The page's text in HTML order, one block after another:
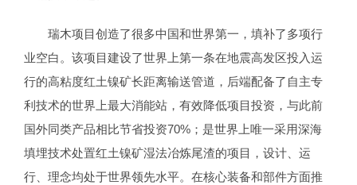
瑞木项目创造了很多中国和世界第一，填补了多项行
业空白。该项目建设了世界上第一条在地震高发区投入运
行的高粘度红土镍矿长距离输送管道，后端配备了自主专
利技术的世界上最大消能站，有效降低项目投资，与此前
国外同类产品相比节省投资70%；是世界上唯一采用深海
填埋技术处置红土镍矿湿法冶炼尾渣的项目，设计、运
行、理念均处于世界领先水平。在核心装备和部件方面推